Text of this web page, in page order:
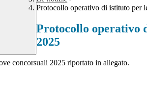
Protocollo operativo di istituto per
Protocollo operativo
2025
concorsuali 2025 riportato in allegato.